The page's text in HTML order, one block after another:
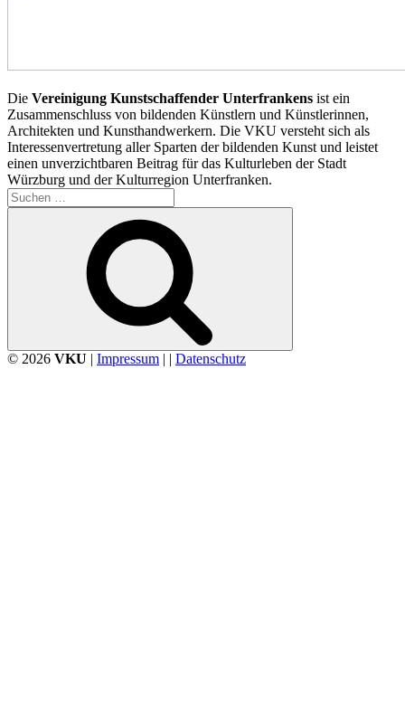
Die Vereinigung Kunstschaffender Unterfrankens ist ein
Zusammenschluss von bildenden Künstlern und Künstlerinnen,
Architekten und Kunsthandwerkern. Die VKU versteht sich als
Interessenvertretung aller Sparten der bildenden Kunst und leistet
einen unverzichtbaren Beitrag für das Kulturleben der Stadt
Würzburg und der Kulturregion Unterfranken.
Suchen
nach:
© 2026 VKU | Impressum | | Datenschutz